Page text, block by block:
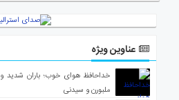
عناوین ویژه
خداحافظ هوای خوب؛ باران شدید
ملبورن و سیدنی